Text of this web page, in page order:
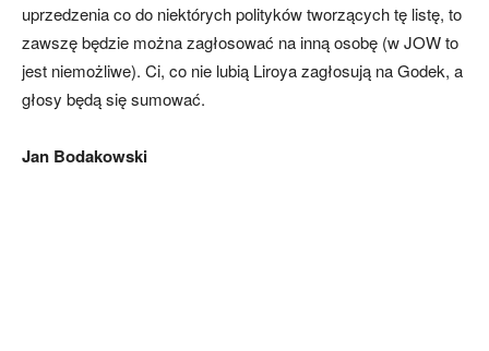
uprzedzenia co do niektórych polityków tworzących tę listę, to
zawszę będzie można zagłosować na inną osobę (w JOW to
jest niemożliwe). Ci, co nie lubią Liroya zagłosują na Godek, a
głosy będą się sumować.
Jan Bodakowski